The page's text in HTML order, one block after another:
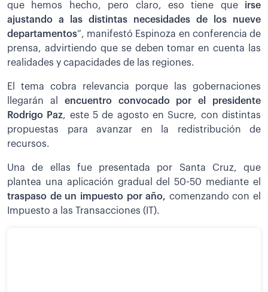
que hemos hecho, pero claro, eso tiene que irse
ajustando a las distintas necesidades de los nueve
departamentos”, manifestó Espinoza en conferencia de
prensa, advirtiendo que se deben tomar en cuenta las
realidades y capacidades de las regiones.
El tema cobra relevancia porque las gobernaciones
llegarán al encuentro convocado por el presidente
Rodrigo Paz, este 5 de agosto en Sucre, con distintas
propuestas para avanzar en la redistribución de
recursos.
Una de ellas fue presentada por Santa Cruz, que
plantea una aplicación gradual del 50-50 mediante el
traspaso de un impuesto por año, comenzando con el
Impuesto a las Transacciones (IT).